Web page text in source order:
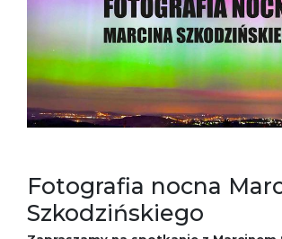
Fotografia nocna
Szkodzińskiego